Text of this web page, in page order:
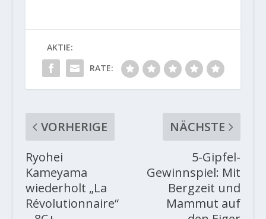
AKTIE:
RATE:
VORHERIGE
Ryohei
Kameyama
wiederholt „La
Révolutionnaire“
NÄCHSTE
5-Gipfel-
Gewinnspiel: Mit
Bergzeit und
Mammut auf